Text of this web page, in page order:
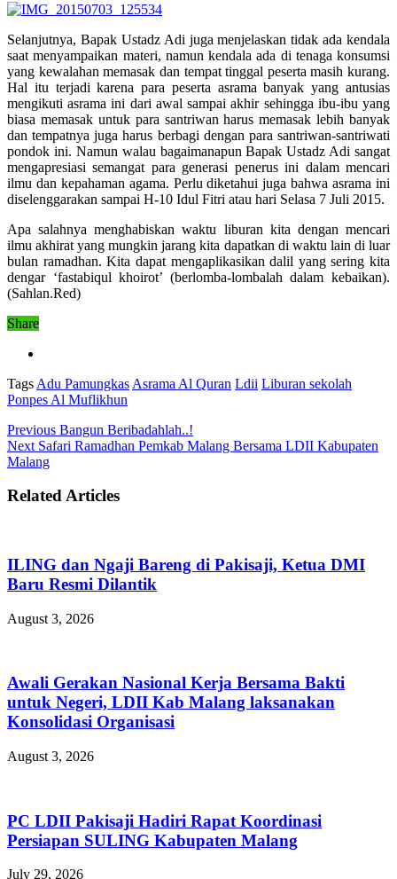
Selanjutnya, Bapak Ustadz Adi juga menjelaskan tidak ada kendala
saat menyampaikan materi, namun kendala ada di tenaga konsumsi
yang kewalahan memasak dan tempat tinggal peserta masih kurang.
Hal itu terjadi karena para peserta asrama banyak yang antusias
mengikuti asrama ini dari awal sampai akhir sehingga ibu-ibu yang
biasa memasak untuk para santriwan harus memasak lebih banyak
dan tempatnya juga harus berbagi dengan para santriwan-santriwati
pondok ini. Namun walau bagaimanapun Bapak Ustadz Adi sangat
mengapresiasi semangat para generasi penerus ini dalam mencari
ilmu dan kepahaman agama. Perlu diketahui juga bahwa asrama ini
diselenggarakan sampai H-10 Idul Fitri atau hari Selasa 7 Juli 2015.
Apa salahnya menghabiskan waktu liburan kita dengan mencari
ilmu akhirat yang mungkin jarang kita dapatkan di waktu lain di luar
bulan ramadhan. Kita dapat mengaplikasikan dalil yang sering kita
dengar ‘fastabiqul khoirot’ (berlomba-lombalah dalam kebaikan).
(Sahlan.Red)
Share
Tags Adu Pamungkas Asrama Al Quran Ldii Liburan sekolah
Ponpes Al Muflikhun
Previous Bangun Beribadahlah..!
Next Safari Ramadhan Pemkab Malang Bersama LDII Kabupaten
Malang
Related Articles
ILING dan Ngaji Bareng di Pakisaji, Ketua DMI
Baru Resmi Dilantik
August 3, 2026
Awali Gerakan Nasional Kerja Bersama Bakti
untuk Negeri, LDII Kab Malang laksanakan
Konsolidasi Organisasi
August 3, 2026
PC LDII Pakisaji Hadiri Rapat Koordinasi
Persiapan SULING Kabupaten Malang
July 29, 2026